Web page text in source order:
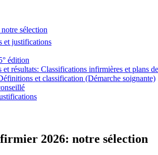
sélection
et justifications
édition
résultats: Classifications infirmières et plans
et classification (Démarche soignante)
2026: notre sélection